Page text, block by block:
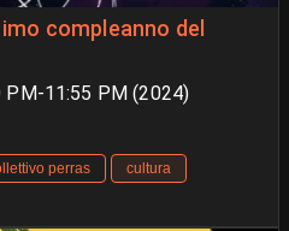
compleanno del
PM-11:55 PM (2024)
perras
cultura